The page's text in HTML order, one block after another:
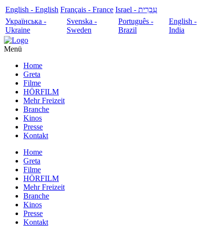
English - English Français - France
עִבְרִית - Israel
Українська -
Ukraine
Svenska -
Sweden
Português -
Brazil
English -
India
Menü
Home
Greta
Filme
HÖRFILM
Mehr Freizeit
Branche
Kinos
Presse
Kontakt
Home
Greta
Filme
HÖRFILM
Mehr Freizeit
Branche
Kinos
Presse
Kontakt